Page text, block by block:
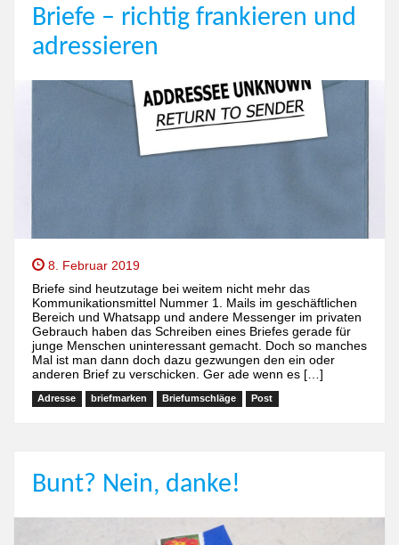
Briefe – richtig frankieren und
adressieren
8. Februar 2019
Briefe sind heutzutage bei weitem nicht mehr das
Kommunikationsmittel Nummer 1. Mails im geschäftlichen
Bereich und Whatsapp und andere Messenger im privaten
Gebrauch haben das Schreiben eines Briefes gerade für
junge Menschen uninteressant gemacht. Doch so manches
Mal ist man dann doch dazu gezwungen den ein oder
anderen Brief zu verschicken. Ger ade wenn es […]
Adresse briefmarken Briefumschläge Post
Bunt? Nein, danke!